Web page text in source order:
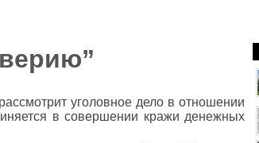
уголовное дело в отношении
в совершении кражи денежных